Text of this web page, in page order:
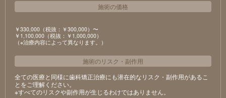
施術の価格
￥330,000（税抜：￥300,000）〜
￥1,100,000（税抜：￥1,000,000）
（※治療内容によって異なります。）
施術のリスク ・ 副作用
全ての医療と同様に歯科矯正治療にも潜在的なリスク・副作用があるこ
とをご理解ください。
※すべてのリスクや副作用が生じるわけではありません。